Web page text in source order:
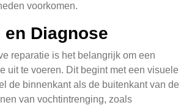
voorkomen.
Diagnose
reparatie is het belangrijk om een
uit te voeren. Dit begint met een visuele
de binnenkant als de buitenkant van de
van vochtintrenging, zoals